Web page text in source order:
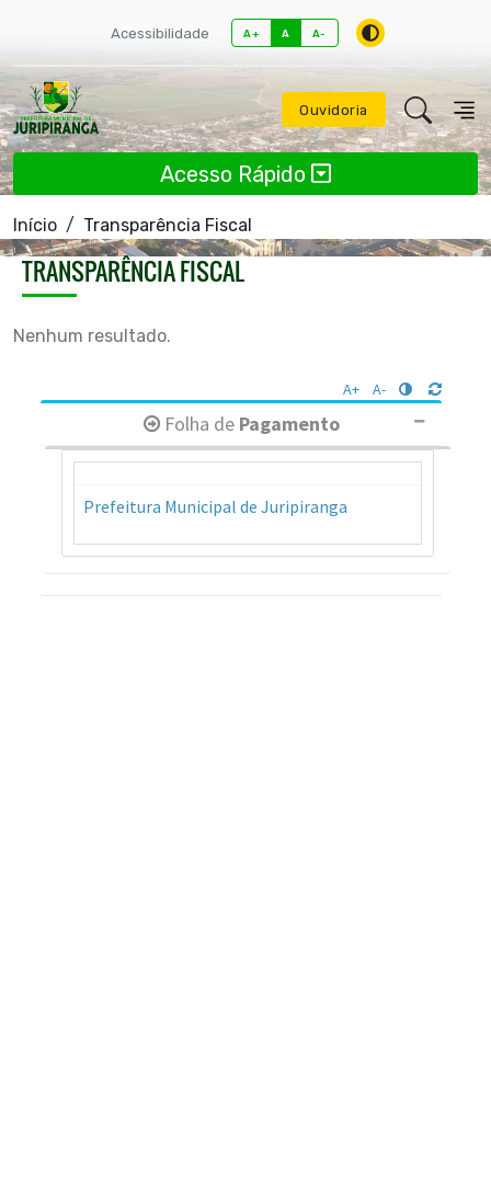
Acessibilidade A+ A A-
Ouvidoria
Acesso Rápido
Início Transparência Fiscal
TRANSPARÊNCIA FISCAL
Nenhum resultado.